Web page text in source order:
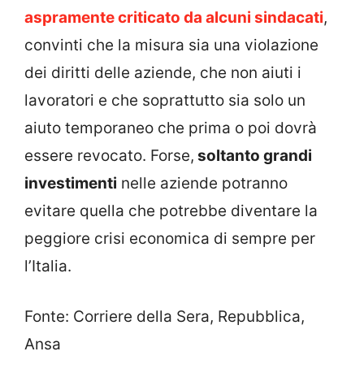
aspramente criticato da alcuni sindacati,
convinti che la misura sia una violazione
dei diritti delle aziende, che non aiuti i
lavoratori e che soprattutto sia solo un
aiuto temporaneo che prima o poi dovrà
essere revocato. Forse, soltanto grandi
investimenti nelle aziende potranno
evitare quella che potrebbe diventare la
peggiore crisi economica di sempre per
l’Italia.
Fonte: Corriere della Sera, Repubblica,
Ansa